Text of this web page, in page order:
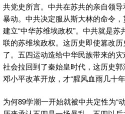
共党史所言。中共在苏共的亲自领
暴动。中共决定服从斯大林的命令
建立“中华苏维埃政权”。中共就是
联的苏维埃政权。这历史即使篡改
了。五四运动造给中华民族带来的
社会拉回到了秦始皇时代，这历史
邓小平改革开放，才“腥风血雨几十
为何89学潮一开始就被中共定性为“